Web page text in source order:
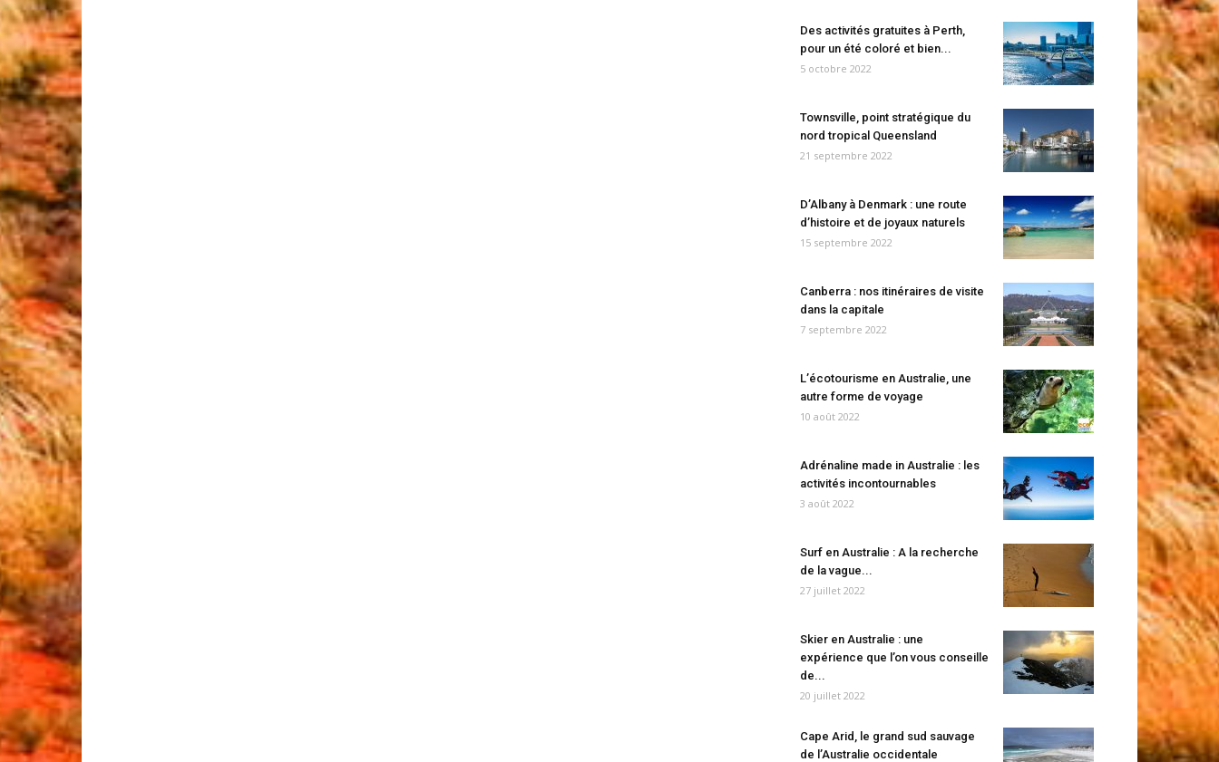
Des activités gratuites à Perth,
pour un été coloré et bien...
5 octobre 2022
Townsville, point stratégique du
nord tropical Queensland
21 septembre 2022
D’Albany à Denmark : une route
d’histoire et de joyaux naturels
15 septembre 2022
Canberra : nos itinéraires de visite
dans la capitale
7 septembre 2022
L’écotourisme en Australie, une
autre forme de voyage
10 août 2022
Adrénaline made in Australie : les
activités incontournables
3 août 2022
Surf en Australie : A la recherche
de la vague...
27 juillet 2022
Skier en Australie : une
expérience que l’on vous conseille
de...
20 juillet 2022
Cape Arid, le grand sud sauvage
de l’Australie occidentale